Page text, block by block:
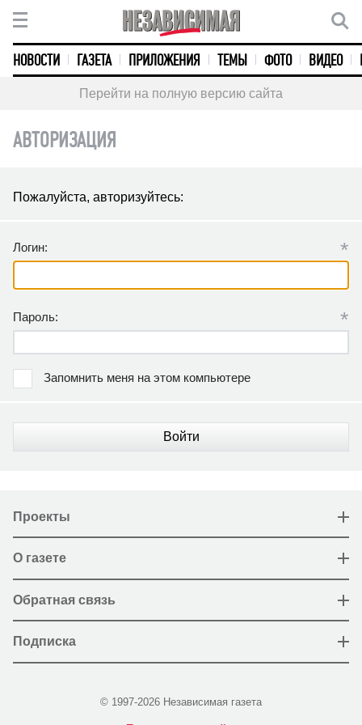
НОВОСТИ ГАЗЕТА ПРИЛОЖЕНИЯ ТЕМЫ ФОТО ВИДЕО
Перейти на полную версию сайта
АВТОРИЗАЦИЯ
Пожалуйста, авторизуйтесь:
Логин: *
Пароль: *
Запомнить меня на этом компьютере
Войти
Проекты
О газете
Обратная связь
Подписка
© 1997-2026 Независимая газета